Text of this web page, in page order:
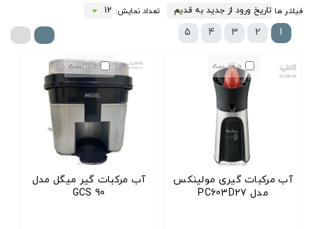
فیلتر ها تعداد نمایش:
1
2
3
4
5
مقایسه
آب مرکبات گیری مولینکس
مدل PC603D27
مقایسه
آب مرکبات گیر میگل مدل
GCS 90